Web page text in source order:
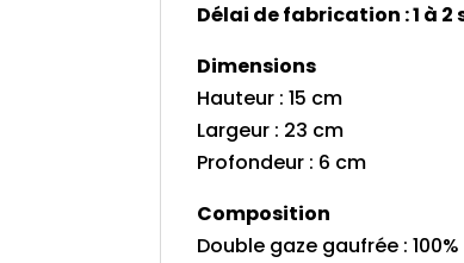
Délai de fabrication : 1 à 2
Dimensions
Hauteur : 15 cm
Largeur : 23 cm
Profondeur : 6 cm
Composition
Double gaze gaufrée :